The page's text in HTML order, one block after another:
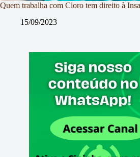
Quem trabalha com Cloro tem direito à
15/09/2023